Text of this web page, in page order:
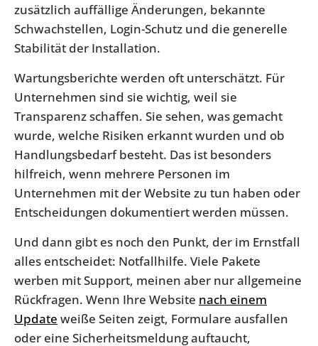
zusätzlich auffällige Änderungen, bekannte
Schwachstellen, Login-Schutz und die generelle
Stabilität der Installation.
Wartungsberichte werden oft unterschätzt. Für
Unternehmen sind sie wichtig, weil sie
Transparenz schaffen. Sie sehen, was gemacht
wurde, welche Risiken erkannt wurden und ob
Handlungsbedarf besteht. Das ist besonders
hilfreich, wenn mehrere Personen im
Unternehmen mit der Website zu tun haben oder
Entscheidungen dokumentiert werden müssen.
Und dann gibt es noch den Punkt, der im Ernstfall
alles entscheidet: Notfallhilfe. Viele Pakete
werben mit Support, meinen aber nur allgemeine
Rückfragen. Wenn Ihre Website nach einem
Update weiße Seiten zeigt, Formulare ausfallen
oder eine Sicherheitsmeldung auftaucht,